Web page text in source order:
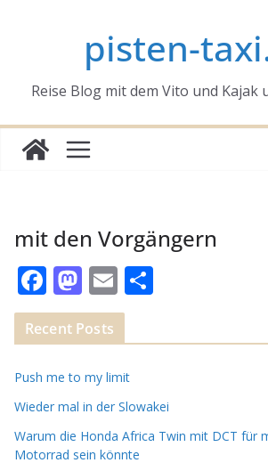
pisten-
Reise Blog mit dem Vito und Kajak
mit den Vorgängern
F
ac
e
b
o
o
k
M
as
to
d
o
n
E
m
ai
l
le
Recent Posts
Push me to my limit
Wieder mal in der Slowakei
Warum die Honda Africa Twin mit DCT für
Motorrad sein könnte